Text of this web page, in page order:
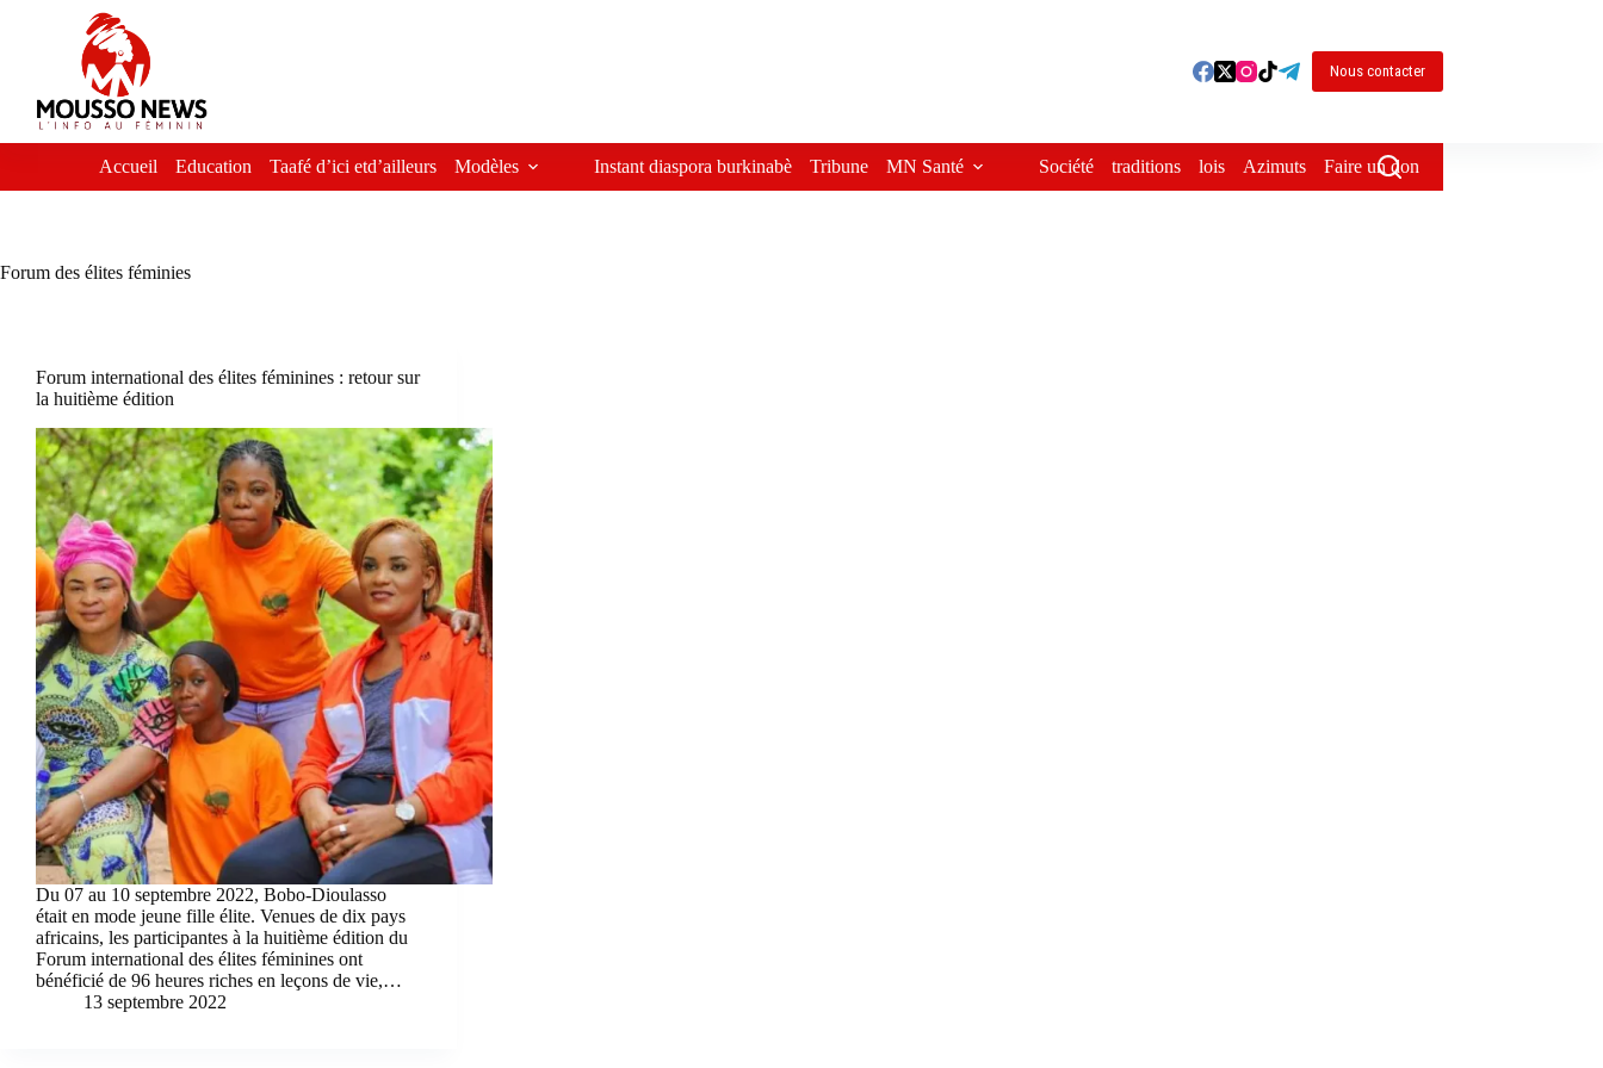
Nous contacter
Accueil Education Taafé d’ici etd’ailleurs Modèles Instant diaspora burkinabè Tribune MN Santé Société traditions lois Azimuts Faire un don
Forum des élites féminies
Forum international des élites féminines : retour sur
la huitième édition
Du 07 au 10 septembre 2022, Bobo-Dioulasso
était en mode jeune fille élite. Venues de dix pays
africains, les participantes à la huitième édition du
Forum international des élites féminines ont
bénéficié de 96 heures riches en leçons de vie,…
13 septembre 2022